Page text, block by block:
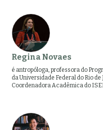
Regina Novaes
é antropóloga, professora do
da Universidade Federal do Rio
Coordenadora Acadêmica do